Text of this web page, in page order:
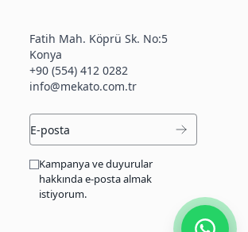
Fatih Mah. Köprü Sk. No:5
Konya
+90 (554) 412 0282
info@mekato.com.tr
Kampanya ve duyurular
hakkında e-posta almak
istiyorum.